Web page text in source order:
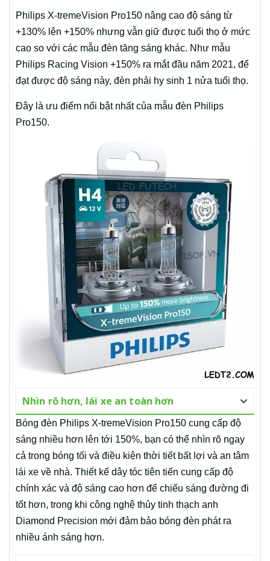
Philips X-tremeVision Pro150 nâng cao độ sáng từ
+130% lên +150% nhưng vẫn giữ được tuổi thọ ở mức
cao so với các mẫu đèn tăng sáng khác. Như mẫu
Philips Racing Vision +150% ra mắt đầu năm 2021, để
đạt được độ sáng này, đèn phải hy sinh 1 nửa tuổi thọ.
Đây là ưu điểm nổi bật nhất của mẫu đèn Philips
Pro150.
Nhìn rõ hơn, lái xe an toàn hơn
Bóng đèn Philips X-tremeVision Pro150 cung cấp độ
sáng nhiều hơn lên tới 150%, bạn có thể nhìn rõ ngay
cả trong bóng tối và điều kiện thời tiết bất lợi và an tâm
lái xe về nhà. Thiết kế dây tóc tiên tiến cung cấp độ
chính xác và độ sáng cao hơn để chiếu sáng đường đi
tốt hơn, trong khi công nghệ thủy tinh thạch anh
Diamond Precision mới đảm bảo bóng đèn phát ra
nhiều ánh sáng hơn.